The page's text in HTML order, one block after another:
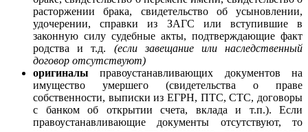
расторжении брака, свидетельство об усыновлении,
удочерении, справки из ЗАГС или вступившие в
законную силу судебные акты, подтверждающие факт
родства и т.д. (еслизавещание или наследственный
договор отсутствуют)
оригиналы правоустанавливающих документов на
имущество умершего (свидетельства о праве
собственности, выписки из ЕГРН, ПТС, СТС, договоры
с банком об открытии счета, вклада и т.п.). Если
правоустанавливающие документы отсутствуют, то